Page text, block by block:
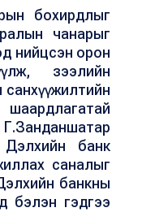
бохирдлыг
чанарыг
нийцсэн орон
зээлийн
банк
саналыг
Дэлхийн банкны
бэлэн гэдгээ